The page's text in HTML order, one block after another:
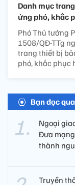
Danh mục
ứng phó, khắc
Phó Thủ tướng
1508/QĐ-TTg
trang thiết bị
phó, khắc phục
Bạn đọc
Ngoại
Đưa
thành
Truyền